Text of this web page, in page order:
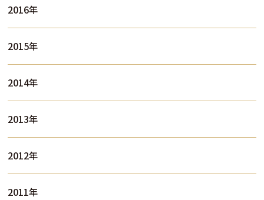
2016年
2015年
2014年
2013年
2012年
2011年